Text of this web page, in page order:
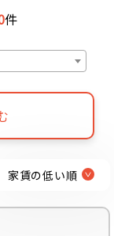
件
家賃の低い順